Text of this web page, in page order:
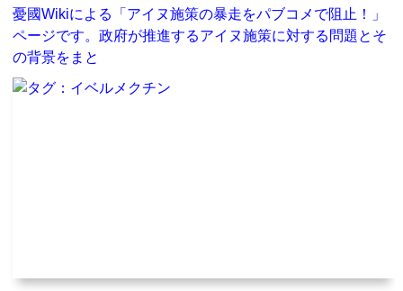
憂國Wikiによる「アイヌ施策の暴走をパブコメで阻止！」
ページです。政府が推進するアイヌ施策に対する問題とそ
の背景をまと